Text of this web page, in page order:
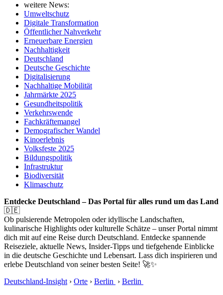
weitere News:
Umweltschutz
Digitale Transformation
Öffentlicher Nahverkehr
Erneuerbare Energien
Nachhaltigkeit
Deutschland
Deutsche Geschichte
Digitalisierung
Nachhaltige Mobilität
Jahrmärkte 2025
Gesundheitspolitik
Verkehrswende
Fachkräftemangel
Demografischer Wandel
Kinoerlebnis
Volksfeste 2025
Bildungspolitik
Infrastruktur
Biodiversität
Klimaschutz
Entdecke Deutschland – Das Portal für alles rund um das Land
🇩🇪
Ob pulsierende Metropolen oder idyllische Landschaften,
kulinarische Highlights oder kulturelle Schätze – unser Portal nimmt
dich mit auf eine Reise durch Deutschland. Entdecke spannende
Reiseziele, aktuelle News, Insider-Tipps und tiefgehende Einblicke
in die deutsche Geschichte und Lebensart. Lass dich inspirieren und
erlebe Deutschland von seiner besten Seite! 🚀✨
Deutschland-Insight › Orte › Berlin › Berlin